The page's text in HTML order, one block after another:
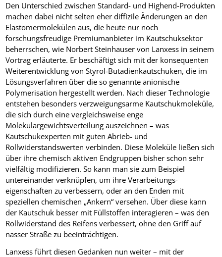
Den Unterschied zwischen Standard- und Highend-Produkten
machen dabei nicht selten eher diffizile Änderungen an den
Elastomermolekülen aus, die heute nur noch
forschungsfreudige Premiumanbieter im Kautschuksektor
beherrschen, wie Norbert Steinhauser von Lanxess in seinem
Vortrag erläuterte. Er beschäftigt sich mit der konsequenten
Weiterentwicklung von Styrol-Butadienkautschuken, die im
Lösungsverfahren über die so genannte anionische
Polymerisation hergestellt werden. Nach dieser Technologie
entstehen besonders verzweigungsarme Kautschukmoleküle,
die sich durch eine vergleichsweise enge
Molekulargewichtsverteilung auszeichnen – was
Kautschukexperten mit guten Abrieb- und
Rollwiderstandswerten verbinden. Diese Moleküle ließen sich
über ihre chemisch aktiven Endgruppen bisher schon sehr
vielfältig modifizieren. So kann man sie zum Beispiel
untereinander verknüpfen, um ihre Verarbeitungs­
eigenschaften zu verbessern, oder an den Enden mit
speziellen chemischen „Ankern“ versehen. Über diese kann
der Kautschuk besser mit Füllstoffen interagieren – was den
Rollwiderstand des Reifens verbessert, ohne den Griff auf
nasser Straße zu beeinträchtigen.
Lanxess führt diesen Gedanken nun weiter – mit der